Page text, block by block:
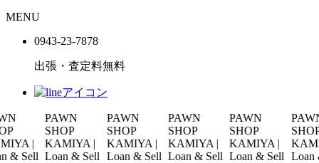
MENU
0943-23-7878
出張・査定料無料
|
PAWN
SHOP
KAMIYA |
Loan & Sell
PAWN
SHOP
KAMIYA |
Loan & Sell
PAWN
SHOP
KAMIYA |
Loan & Sell
PAWN
SHOP
KAMIYA |
Loan & Sell
PAWN
SHOP
KAMIYA |
Loan &